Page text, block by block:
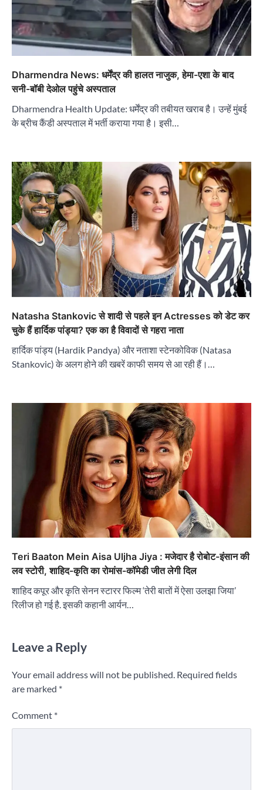
Dharmendra News: धर्मेंद्र की हालत नाजुक, हेमा-एशा के बाद
सनी-बॉबी देओल पहुंचे अस्पताल
Dharmendra Health Update: धर्मेंद्र की तबीयत खराब है। उन्हें मुंबई
के ब्रीच कैंडी अस्पताल में भर्ती कराया गया है। इसी…
Natasha Stankovic से शादी से पहले इन Actresses को डेट कर
चुके हैं हार्दिक पांड्या? एक का है विवादों से गहरा नाता
हार्दिक पांड्य (Hardik Pandya) और नताशा स्टेनकोविक (Natasa
Stankovic) के अलग होने की खबरें काफी समय से आ रही हैं।…
Teri Baaton Mein Aisa Uljha Jiya : मजेदार है रोबोट-इंसान की
लव स्टोरी, शाहिद-कृति का रोमांस-कॉमेडी जीत लेगी दिल
शाहिद कपूर और कृति सेनन स्टारर फिल्म ‘तेरी बातों में ऐसा उलझा जिया’
रिलीज हो गई है. इसकी कहानी आर्यन…
Leave a Reply
Your email address will not be published. Required fields
are marked *
Comment *